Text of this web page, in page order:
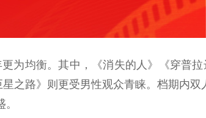
均衡。其中，《消失的人》《穿普拉
之路》则更受男性观众青睐。档期内双